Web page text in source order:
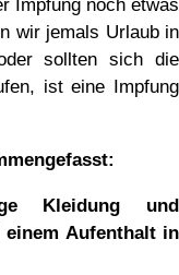
Impfung noch etwas
wir jemals Urlaub in
sollten sich die
ist eine Impfung
Kleidung und
einem Aufenthalt in